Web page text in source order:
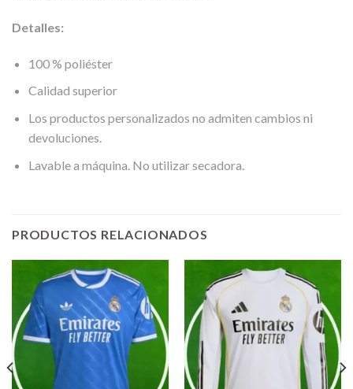
Detalles:
100 % poliéster
Calidad superior
Los productos personalizados no admiten cambios ni
devoluciones.
Lavable a máquina. No utilizar secadora.
PRODUCTOS RELACIONADOS